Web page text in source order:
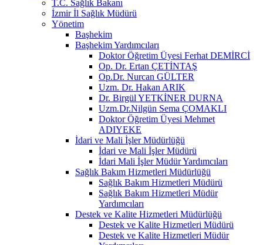
T.C. Sağlık Bakanı
İzmir İl Sağlık Müdürü
Yönetim
Başhekim
Başhekim Yardımcıları
Doktor Öğretim Üyesi Ferhat DEMİRCİ
Op. Dr. Ertan ÇETİNTAŞ
Op.Dr. Nurcan GÜLTER
Uzm. Dr. Hakan ARIK
Dr. Birgül YETKİNER DURNA
Uzm.Dr.Nilgün Sema ÇOMAKLI
Doktor Öğretim Üyesi Mehmet
ADIYEKE
İdari ve Mali İşler Müdürlüğü
İdari ve Mali İşler Müdürü
İdari Mali İşler Müdür Yardımcıları
Sağlık Bakım Hizmetleri Müdürlüğü
Sağlık Bakım Hizmetleri Müdürü
Sağlık Bakım Hizmetleri Müdür
Yardımcıları
Destek ve Kalite Hizmetleri Müdürlüğü
Destek ve Kalite Hizmetleri Müdürü
Destek ve Kalite Hizmetleri Müdür